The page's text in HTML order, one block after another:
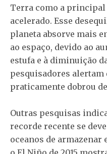
Terra como a principal
acelerado. Esse
planeta absorve mais
ao espaço, devido ao
estufa e à diminuição
pesquisadores
praticamente dobrou
Outras pesquisas
recorde recente se
oceanos de armazenar